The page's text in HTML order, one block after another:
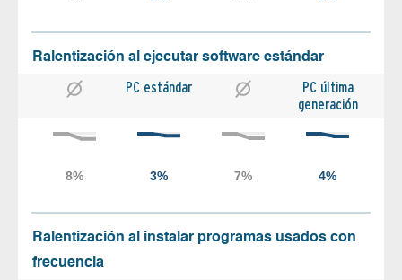
Ralentización al ejecutar software estándar
PC estándar
PC última
generación
Ralentización al instalar programas usados con
frecuencia